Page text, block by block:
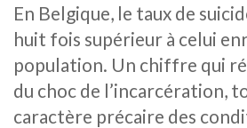
En Belgique, le taux de
huit fois supérieur à celui
population. Un chiffre qui
du choc de l’incarcération,
caractère précaire des